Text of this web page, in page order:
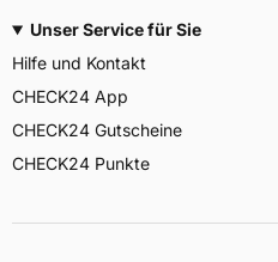
Unser Service für Sie
Hilfe und Kontakt
CHECK24 App
CHECK24 Gutscheine
CHECK24 Punkte